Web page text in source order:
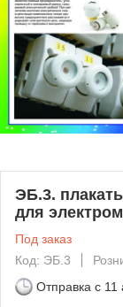
ЭБ.3.
для
Под заказ
Код: ЭБ.3
Отправка с 11